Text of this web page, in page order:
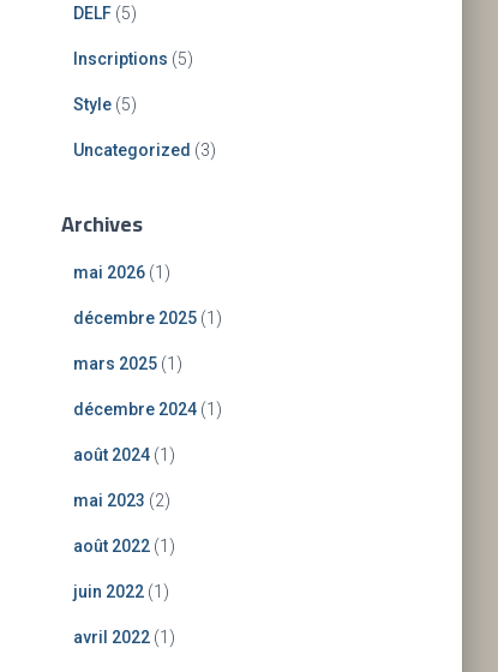
DELF(5)
Inscriptions (5)
Style(5)
Uncategorized (3)
Archives
mai 2026(1)
décembre 2025(1)
mars 2025(1)
décembre 2024(1)
août 2024(1)
mai 2023 (2)
août 2022(1)
juin 2022(1)
avril 2022(1)